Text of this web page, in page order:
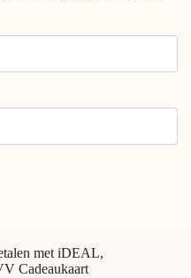
met iDEAL,
Cadeaukaart